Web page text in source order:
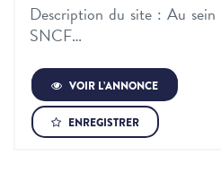
Description du site : Au
SNCF…
VOIR L’ANNONCE
ENREGISTRER